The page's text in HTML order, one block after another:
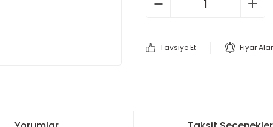
Tavsiye Et Fiyar